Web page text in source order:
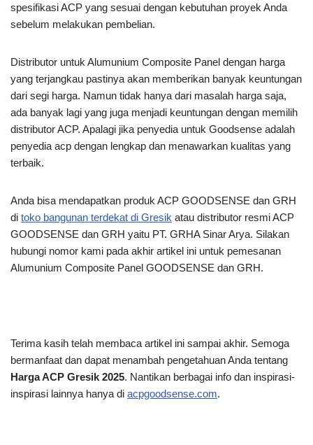
spesifikasi ACP yang sesuai dengan kebutuhan proyek Anda
sebelum melakukan pembelian.
Distributor untuk Alumunium Composite Panel dengan harga
yang terjangkau pastinya akan memberikan banyak keuntungan
dari segi harga. Namun tidak hanya dari masalah harga saja,
ada banyak lagi yang juga menjadi keuntungan dengan memilih
distributor ACP. Apalagi jika penyedia untuk Goodsense adalah
penyedia acp dengan lengkap dan menawarkan kualitas yang
terbaik.
Anda bisa mendapatkan produk ACP GOODSENSE dan GRH
di toko bangunan terdekat di Gresik atau distributor resmi ACP
GOODSENSE dan GRH yaitu PT. GRHA Sinar Arya. Silakan
hubungi nomor kami pada akhir artikel ini untuk pemesanan
Alumunium Composite Panel GOODSENSE dan GRH.
Terima kasih telah membaca artikel ini sampai akhir. Semoga
bermanfaat dan dapat menambah pengetahuan Anda tentang
Harga ACP Gresik 2025. Nantikan berbagai info dan inspirasi-
inspirasi lainnya hanya di acpgoodsense.com.